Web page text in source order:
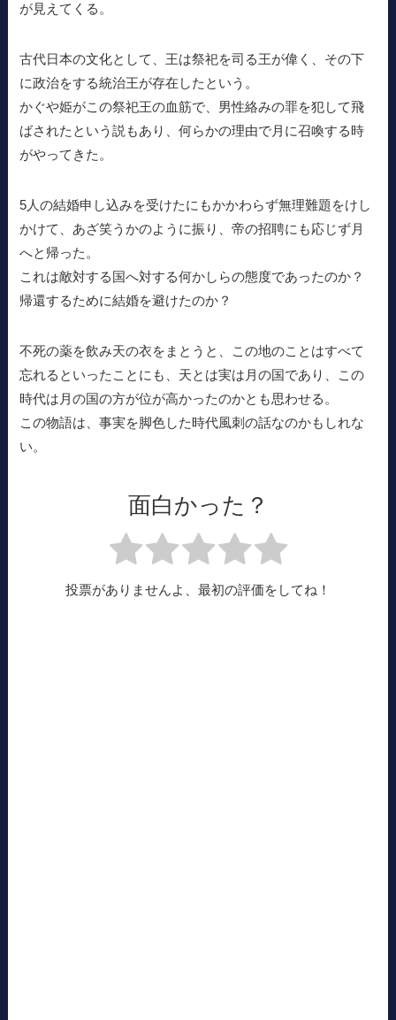
が見えてくる。
古代日本の文化として、王は祭祀を司る王が偉く、その下
に政治をする統治王が存在したという。
かぐや姫がこの祭祀王の血筋で、男性絡みの罪を犯して飛
ばされたという説もあり、何らかの理由で月に召喚する時
がやってきた。
5人の結婚申し込みを受けたにもかかわらず無理難題をけし
かけて、あざ笑うかのように振り、帝の招聘にも応じず月
へと帰った。
これは敵対する国へ対する何かしらの態度であったのか？
帰還するために結婚を避けたのか？
不死の薬を飲み天の衣をまとうと、この地のことはすべて
忘れるといったことにも、天とは実は月の国であり、この
時代は月の国の方が位が高かったのかとも思わせる。
この物語は、事実を脚色した時代風刺の話なのかもしれな
い。
面白かった？
投票がありませんよ、最初の評価をしてね！